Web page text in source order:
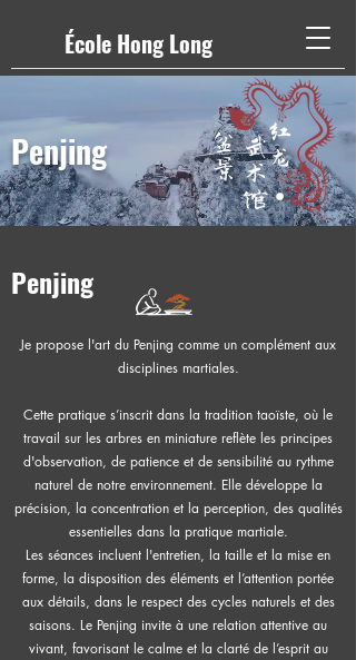
École Hong Long
Penjing 盆景
Penjing
Je propose l'art du Penjing comme un complément aux
disciplines martiales.
Cette pratique s’inscrit dans la tradition taoïste, où le
travail sur les arbres en miniature reflète les principes
d'observation, de patience et de sensibilité au rythme
naturel de notre environnement. Elle développe la
précision, la concentration et la perception, des qualités
essentielles dans la pratique martiale.
Les séances incluent l'entretien, la taille et la mise en
forme, la disposition des éléments et l’attention portée
aux détails, dans le respect des cycles naturels et des
saisons. Le Penjing invite à une relation attentive au
vivant, favorisant le calme et la clarté de l’esprit au